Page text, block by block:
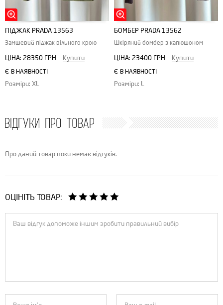
ПІДЖАК PRADA 13563
Замшевий піджак вільного крою
ЦІНА: 28350 ГРН Купити
Є В НАЯВНОСТІ
Розміри: XL
БОМБЕР PRADA 13562
Шкіряний бомбер з капюшоном
ЦІНА: 23400 ГРН Купити
Є В НАЯВНОСТІ
Розміри: L
ВІДГУКИ ПРО ТОВАР
Про даний товар поки немає відгуків.
ОЦІНІТЬ ТОВАР: